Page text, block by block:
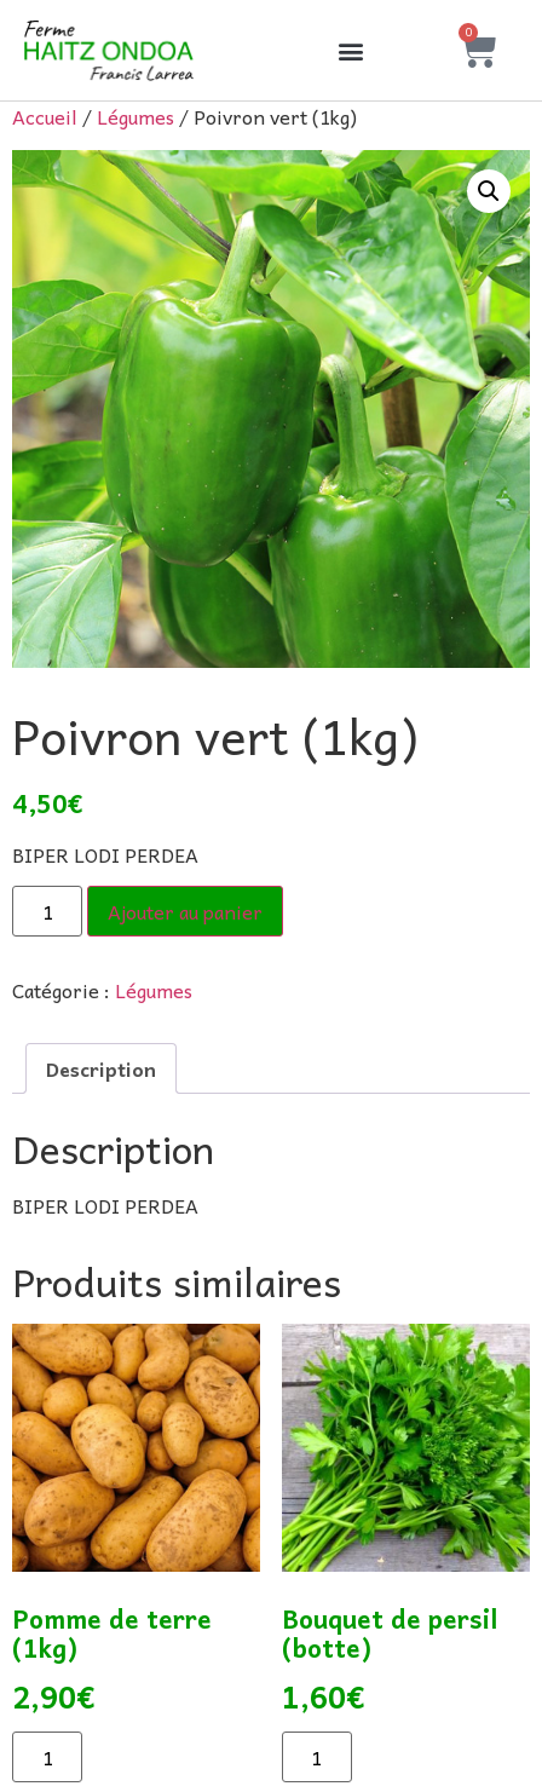
0
Accueil/Légumes/ Poivron vert (1kg)
Poivron vert (1kg)
4,50€
BIPER LODI PERDEA
Ajouter au panier
Catégorie : Légumes
Description
Description
BIPER LODI PERDEA
Produits similaires
Pomme de terre
(1kg)
2,90€
Bouquet de persil
(botte)
1,60€